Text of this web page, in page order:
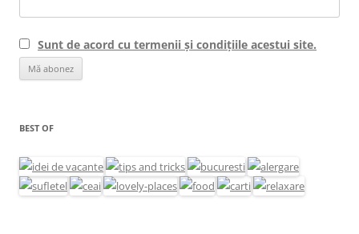
Sunt de acord cu termenii și condițiile acestui site.
BEST OF